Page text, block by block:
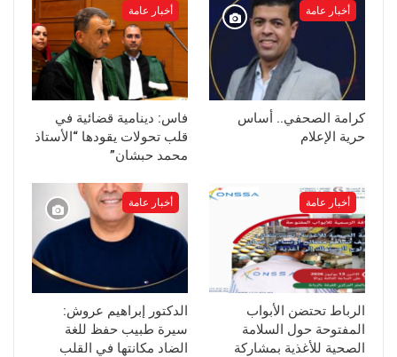
أخبار عامة
كرامة الصحفي.. أساس
حرية الإعلام
أخبار عامة
فاس: دينامية قضائية في
قلب تحولات يقودها “الأستاذ
محمد حبشان”
أخبار عامة
الرباط تحتضن الأبواب
المفتوحة حول السلامة
الصحية للأغذية بمشاركة
أخبار عامة
الدكتور إبراهيم عروش:
سيرة طبيب حفظ للغة
الضاد مكانتها في القلب